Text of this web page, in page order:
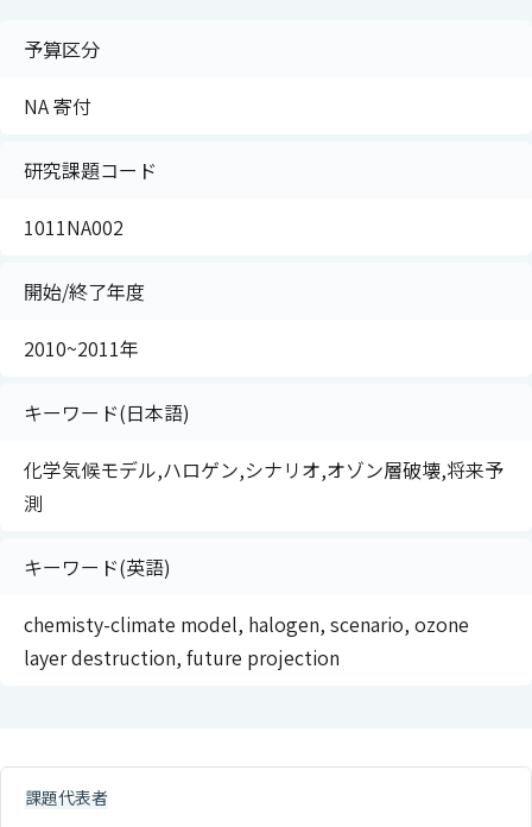
予算区分
NA 寄付
研究課題コード
1011NA002
開始/終了年度
2010~2011年
キーワード(日本語)
化学気候モデル,ハロゲン,シナリオ,オゾン層破壊,将来予
測
キーワード(英語)
chemisty-climate model, halogen, scenario, ozone
layer destruction, future projection
課題代表者